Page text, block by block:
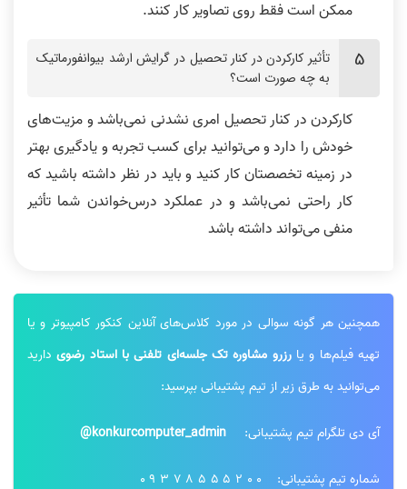
ممکن است فقط روی تصاویر کار کنند.
تأثیر کارکردن در کنار تحصیل در گرایش ارشد بیوانفورماتیک
به چه صورت است؟
کارکردن در کنار تحصیل امری نشدنی نمی‌باشد و مزیت‌های
خودش را دارد و می‌توانید برای کسب تجربه و یادگیری بهتر
در زمینه تخصصتان کار کنید و باید در نظر داشته باشید که
کار راحتی نمی‌باشد و در عملکرد درس‌خواندن شما تأثیر
منفی می‌تواند داشته باشد
همچنین هر گونه سوالی در مورد کلاس‌های آنلاین کنکور کامپیوتر و یا
تهیه فیلم‌ها و یارزرو مشاوره تک جلسه‌ای تلفنی با استاد رضویدارید
می‌توانید به طرق زیر از تیم پشتیبانی بپرسید:
آی دی تلگرام تیم پشتیبانی: konkurcomputer_admin@
شماره تیم پشتیبانی: 09378555200